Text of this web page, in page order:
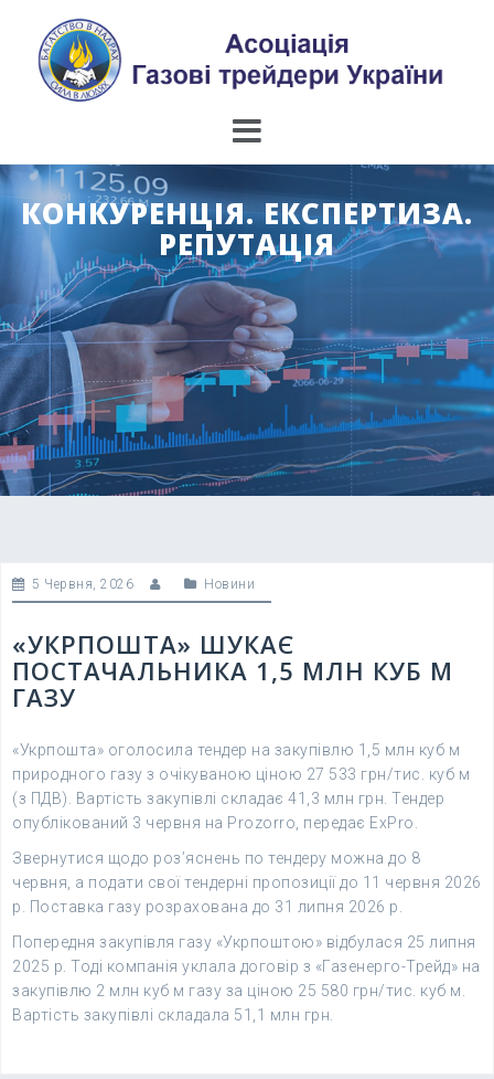
content
КОНКУРЕНЦІЯ. ЕКСПЕРТИЗА.
РЕПУТАЦІЯ
5 Червня, 2026 Новини
«УКРПОШТА» ШУКАЄ
ПОСТАЧАЛЬНИКА 1,5 МЛН КУБ М
ГАЗУ
«Укрпошта» оголосила тендер на закупівлю 1,5 млн куб м
природного газу з очікуваною ціною 27 533 грн/тис. куб м
(з ПДВ). Вартість закупівлі складає 41,3 млн грн. Тендер
опублікований 3 червня на Prozorro, передає ExPro.
Звернутися щодо роз’яснень по тендеру можна до 8
червня, а подати свої тендерні пропозиції до 11 червня 2026
р. Поставка газу розрахована до 31 липня 2026 р.
Попередня закупівля газу «Укрпоштою» відбулася 25 липня
2025 р. Тоді компанія уклала договір з «Газенерго-Трейд» на
закупівлю 2 млн куб м газу за ціною 25 580 грн/тис. куб м.
Вартість закупівлі складала 51,1 млн грн.